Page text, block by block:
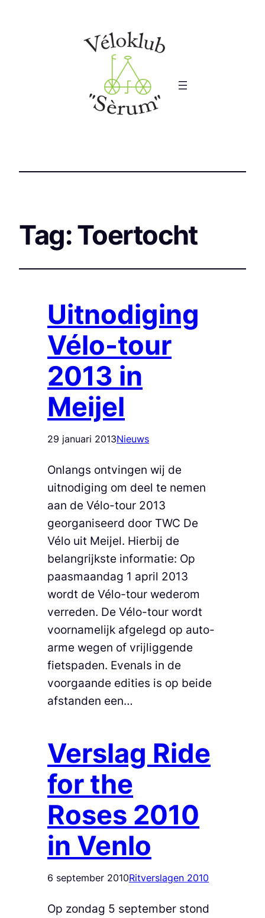
Tag:Toertocht
Uitnodiging
Vélo-tour
2013 in
Meijel
29 januari 2013Nieuws
Onlangs ontvingen wij de
uitnodiging om deel te nemen
aan de Vélo-tour 2013
georganiseerd door TWC De
Vélo uit Meijel. Hierbij de
belangrijkste informatie: Op
paasmaandag 1 april 2013
wordt de Vélo-tour wederom
verreden. De Vélo-tour wordt
voornamelijk afgelegd op auto-
arme wegen of vrijliggende
fietspaden. Evenals in de
voorgaande edities is op beide
afstanden een…
Verslag Ride
for the
Roses 2010
in Venlo
6 september 2010Ritverslagen 2010
Op zondag 5 september stond